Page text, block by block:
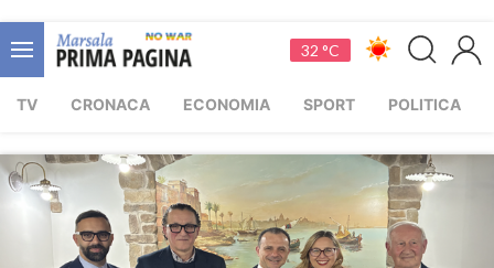
32 °C
TV CRONACA ECONOMIA SPORT POLITICA